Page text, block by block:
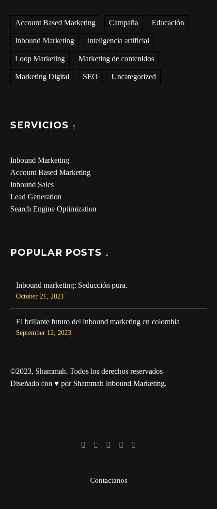
Account Based Marketing Campaña Educación
Inbound Marketing inteligencia artificial
Loop Marketing Marketing de contenidos
Marketing Digital SEO Uncategorized
SERVICIOS
Inbound Marketing
Account Based Marketing
Inbound Sales
Lead Generation
Search Engine Optimization
POPULAR POSTS
Inbound marketing: Seducción pura.
October 21, 2021
El brillante futuro del inbound marketing en colombia
September 12, 2023
©2023, Shammah. Todos los derechos reservados
Diseñado con ♥ por Shammah Inbound Marketing.
Contactanos